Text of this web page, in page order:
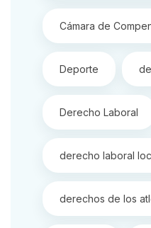
Cámara de
Deporte
Derecho Laboral
derecho laboral
derechos de los